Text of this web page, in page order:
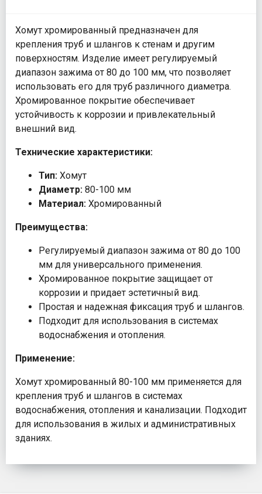
Хомут хромированный предназначен для
крепления труб и шлангов к стенам и другим
поверхностям. Изделие имеет регулируемый
диапазон зажима от 80 до 100 мм, что позволяет
использовать его для труб различного диаметра.
Хромированное покрытие обеспечивает
устойчивость к коррозии и привлекательный
внешний вид.
Технические характеристики:
Тип: Хомут
Диаметр: 80-100 мм
Материал: Хромированный
Преимущества:
Регулируемый диапазон зажима от 80 до 100
мм для универсального применения.
Хромированное покрытие защищает от
коррозии и придает эстетичный вид.
Простая и надежная фиксация труб и шлангов.
Подходит для использования в системах
водоснабжения и отопления.
Применение:
Хомут хромированный 80-100 мм применяется для
крепления труб и шлангов в системах
водоснабжения, отопления и канализации. Подходит
для использования в жилых и административных
зданиях.